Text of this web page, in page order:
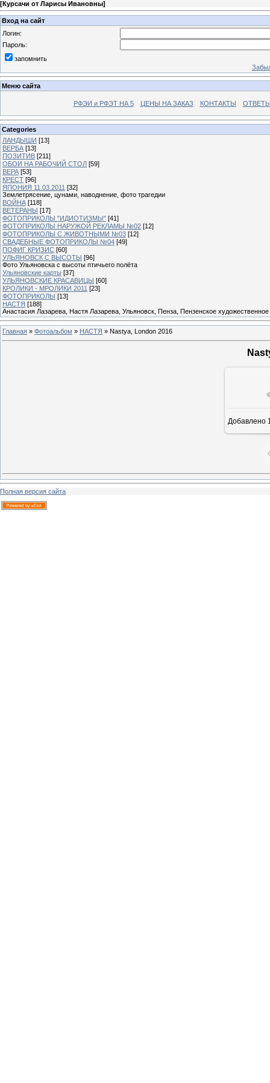
[Курсачи от Ларисы Ивановны]
Вход на сайт
Логин:
Пароль:
запомнить
Меню сайта
РФЭИ и РФЭТ НА 5 ЦЕНЫ НА ЗАКАЗ КОНТАКТЫ
Categories
ЛАНДЫШИ [13]
ВЕРБА [13]
ПОЗИТИВ [211]
ОБОИ НА РАБОЧИЙ СТОЛ [59]
ВЕРА [53]
КРЕСТ [96]
ЯПОНИЯ 11.03.2011 [32]
Землетрясение, цунами, наводнение, фото трагедии
ВОЙНА [118]
ВЕТЕРАНЫ [17]
ФОТОПРИКОЛЫ "ИДИОТИЗМЫ" [41]
ФОТОПРИКОЛЫ НАРУЖОЙ РЕКЛАМЫ №02 [12]
ФОТОПРИКОЛЫ С ЖИВОТНЫМИ №03 [12]
СВАДЕБНЫЕ ФОТОПРИКОЛЫ №04 [49]
ПОФИГ КРИЗИС [60]
УЛЬЯНОВСК С ВЫСОТЫ [96]
Фото Ульяновска с высоты птичьего полёта
Ульяновские карты [37]
УЛЬЯНОВСКИЕ КРАСАВИЦЫ [60]
КРОЛИКИ - МРОЛИКИ 2011 [23]
ФОТОПРИКОЛЫ [13]
НАСТЯ [188]
Анастасия Лазарева, Настя Лазарева, Ульяновск, Пенза, Пензенское
Главная » Фотоальбом » НАСТЯ » Nastya, London 2016
Добавлено
Полная версия сайта